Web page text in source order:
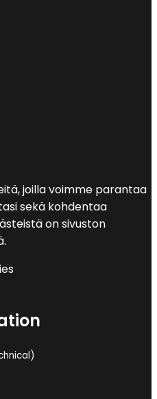
joilla voimme parantaa
sekä kohdentaa
on sivuston